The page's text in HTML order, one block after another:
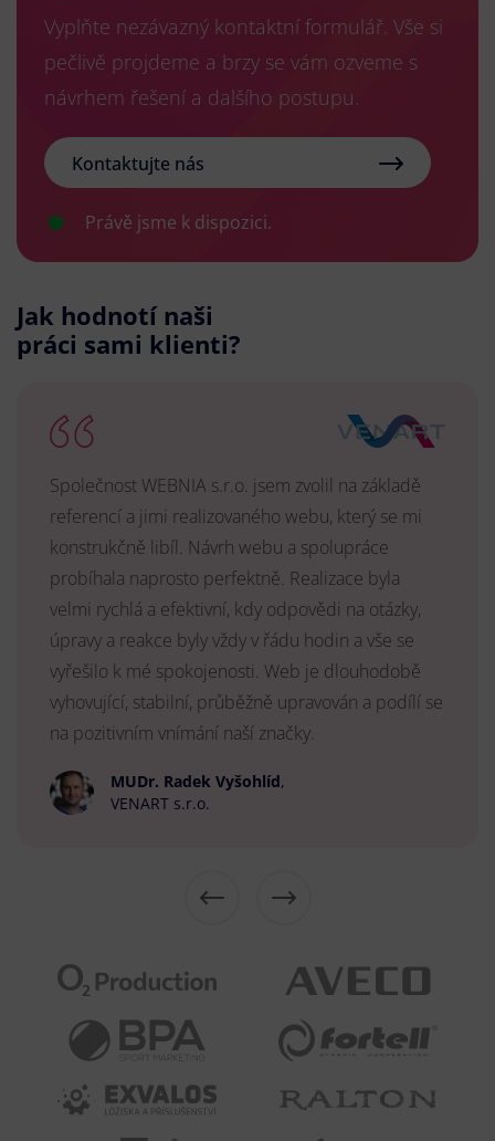
Vyplňte nezávazný kontaktní formulář. Vše si
pečlivě projdeme a brzy se vám ozveme s
návrhem řešení a dalšího postupu.
Kontaktujte nás
Právě jsme k dispozici.
Jak hodnotí naši
práci sami klienti?
Společnost WEBNIA s.r.o. jsem zvolil na základě
referencí a jimi realizovaného webu, který se mi
konstrukčně libíl. Návrh webu a spolupráce
probíhala naprosto perfektně. Realizace byla
velmi rychlá a efektivní, kdy odpovědi na otázky,
úpravy a reakce byly vždy v řádu hodin a vše se
vyřešilo k mé spokojenosti. Web je dlouhodobě
vyhovující, stabilní, průběžně upravován a podílí se
na pozitivním vnímání naší značky.
MUDr. Radek Vyšohlíd,
VENART s.r.o.